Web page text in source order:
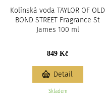
Kolínská voda TAYLOR OF OLD
BOND STREET Fragrance St
James 100 ml
849 Kč
Skladem
Detail